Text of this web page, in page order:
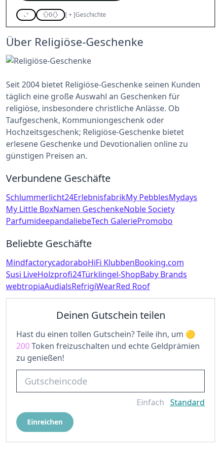
0 [+]Geschichte
Über Religiöse-Geschenke
Seit 2004 bietet Religiöse-Geschenke seinen Kunden
täglich eine große Auswahl an Geschenken für
religiöse, insbesondere christliche Anlässe. Ob
Taufgeschenk, Kommuniongeschenk oder
Hochzeitsgeschenk; Religiöse-Geschenke bietet
erlesene Geschenke und Devotionalien online zu
günstigen Preisen an.
Verbundene Geschäfte
Schlummerlicht24ErlebnisfabrikMy PebblesMydays
My Little BoxNamen GeschenkeNoble Society
ParfumideepandaliebeTech GaleriePromobo
Beliebte Geschäfte
MindfactorycadoraboHiFi KlubbenBooking.com
Susi LiveHolzprofi24Türklingel-ShopBaby Brands
webtropiaAudialsRefrigiWearRed Roof
Deinen Gutschein teilen
Hast du einen tollen Gutschein? Teile ihn, um
200Token freizuschalten und echte Geldprämien
zu genießen!
Einfach Standard
Einreichen